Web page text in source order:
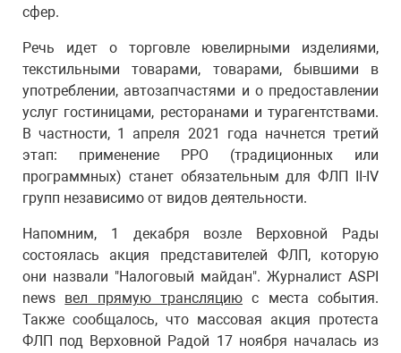
сфер.
Речь идет о торговле ювелирными изделиями,
текстильными товарами, товарами, бывшими в
употреблении, автозапчастями и о предоставлении
услуг гостиницами, ресторанами и турагентствами.
В частности, 1 апреля 2021 года начнется третий
этап: применение РРО (традиционных или
программных) станет обязательным для ФЛП II-IV
групп независимо от видов деятельности.
Напомним, 1 декабря возле Верховной Рады
состоялась акция представителей ФЛП, которую
они назвали "Налоговый майдан". Журналист ASPI
news вел прямую трансляцию с места события.
Также сообщалось, что массовая акция протеста
ФЛП под Верховной Радой 17 ноября началась из